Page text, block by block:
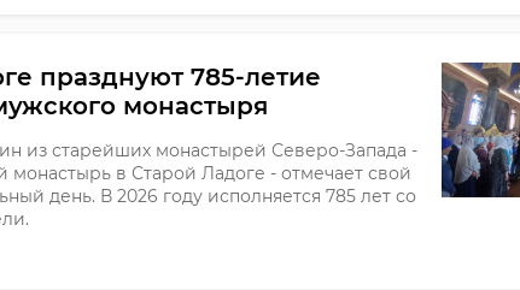
празднуют 785-летие
монастыря
из старейших монастырей Северо-Запада -
в Старой Ладоге - отмечает свой
день. В 2026 году исполняется 785 лет со